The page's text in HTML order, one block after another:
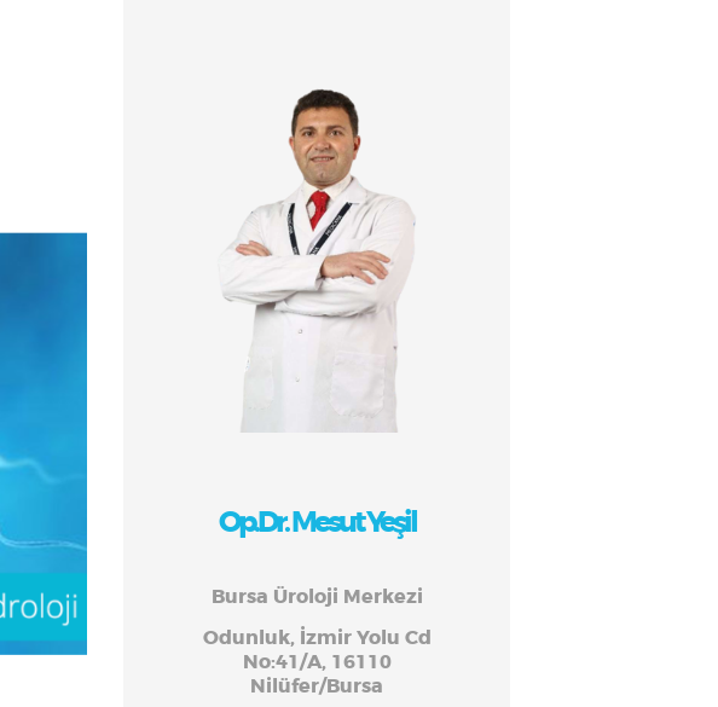
Op.Dr. Mesut Yeşil
Bursa Üroloji Merkezi
Odunluk, İzmir Yolu Cd
No:41/A, 16110
Nilüfer/Bursa